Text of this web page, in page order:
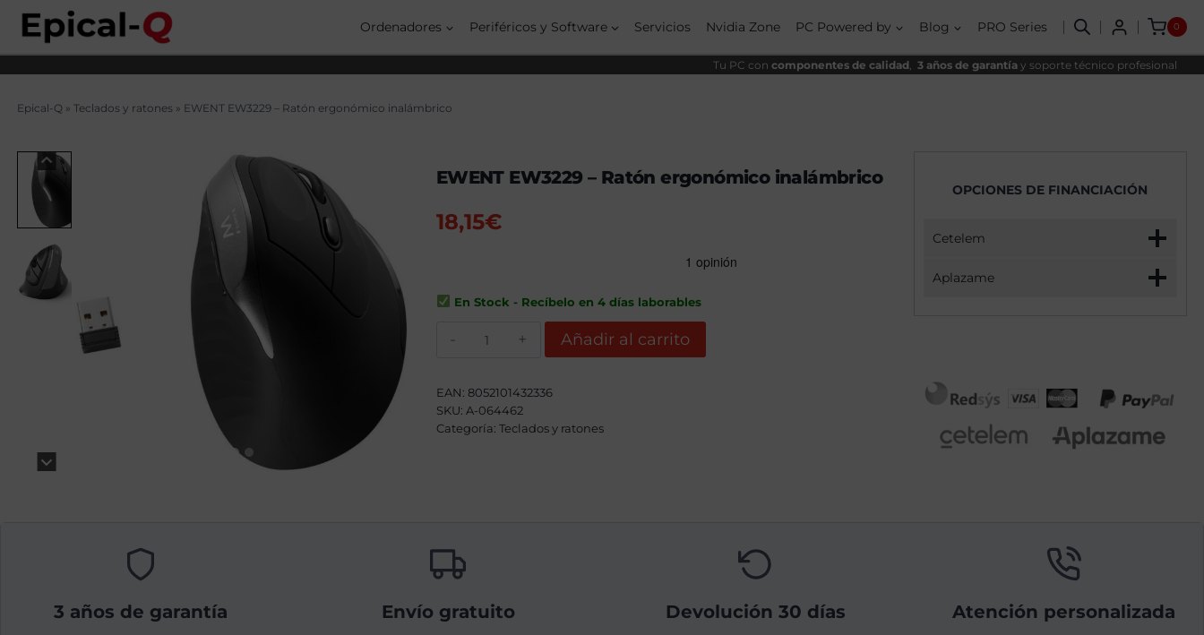
contenido
Ordenadores Periféricos y Software Servicios Nvidia Zone PC Powered by Blog PRO Series 0
Tu PC con componentes de calidad, 3 años de garantía y soporte técnico profesional
Epical-Q » Teclados y ratones » EWENT EW3229 – Ratón ergonómico inalámbrico
EWENT EW3229 – Ratón ergonómico inalámbrico
18,15€
En Stock - Recíbelo en 4 días laborables
EW3229
ergonómico
inalámbrico
cantidad
Añadir al carrito
EAN: 8052101432336
SKU: A-064462
Categoría: Teclados y ratones
OPCIONES DE FINANCIACIÓN
Cetelem
Aplazame
3 años de garantía Envío gratuito Devolución 30 días Atención personalizada
ergonómico
inalámbrico